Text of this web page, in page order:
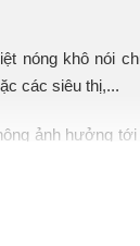
nóng khô nói
các siêu thị,...
ảnh hưởng